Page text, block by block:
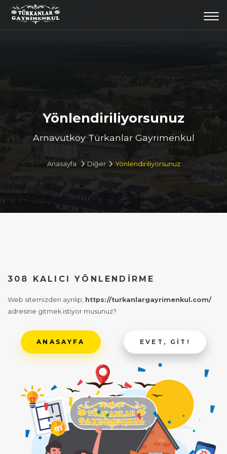
Yönlendiriliyorsunuz
Arnavutköy Türkanlar Gayrimenkul
Anasayfa Diğer Yönlendiriliyorsunuz
308 KALICI YÖNLENDIRME
Web sitemizden ayrılıp, https://turkanlargayrimenkul.com/
adresine gitmek istiyor musunuz?
ANASAYFA EVET, GIT!